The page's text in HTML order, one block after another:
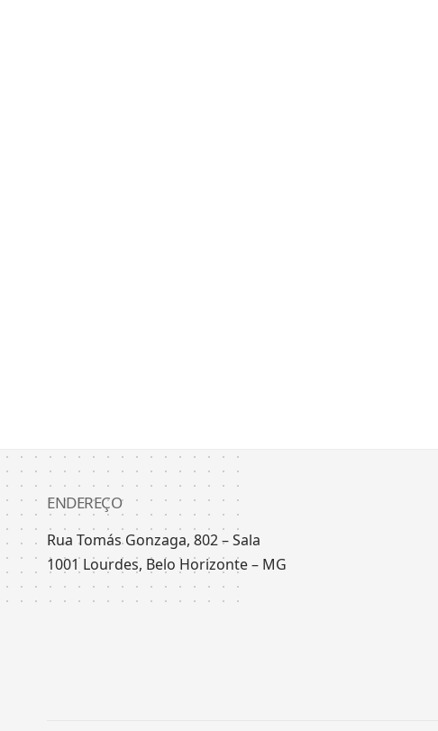
ENDEREÇO
Rua Tomás Gonzaga, 802 – Sala
1001 Lourdes, Belo Horizonte – MG